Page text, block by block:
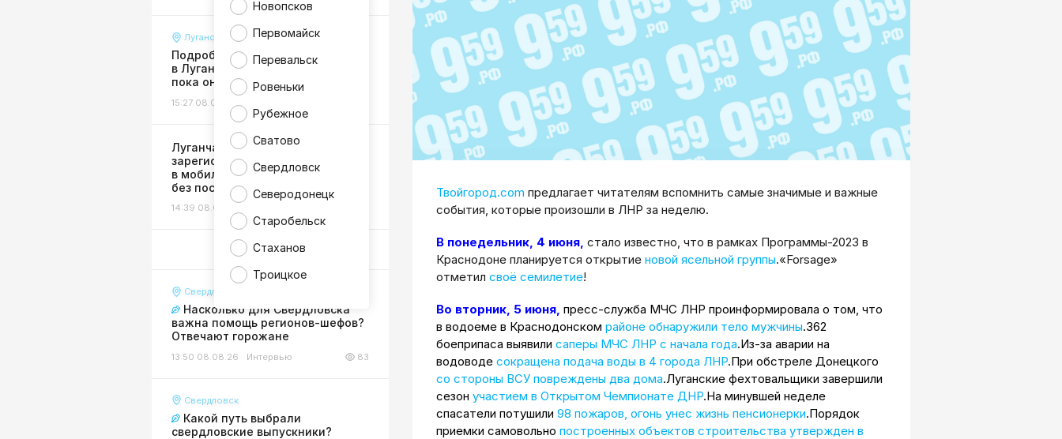
Новопсков
Первомайск
Перевальск
Ровеньки
Рубежное
Сватово
Свердловск
Северодонецк
Старобельск
Стаханов
Троицкое
Луганск
Подробности страшной аварии
в Луганске: пенсионерку сбили,
пока она сидела на лавочке
15:27 08.08.26
Луганчане могут
зарегистрировать бизнес
в мобильном приложении Сбера
без посещения налоговой
14:39 08.08.26
Свердловск
Насколько для Свердловска
важна помощь регионов-шефов?
Отвечают горожане
13:50 08.08.26 Интервью 83
Свердловск
Какой путь выбрали
свердловские выпускники?
Твойгород.com предлагает читателям вспомнить самые значимые и важные
события, которые произошли в ЛНР за неделю.
В понедельник, 4 июня, стало известно, что в рамках Программы-2023 в
Краснодоне планируется открытие новой ясельной группы.«Forsage»
отметил своё семилетие!
Во вторник, 5 июня, пресс-служба МЧС ЛНР проинформировала о том, что
в водоеме в Краснодонском районе обнаружили тело мужчины.362
боеприпаса выявили саперы МЧС ЛНР с начала года.Из-за аварии на
водоводе сокращена подача воды в 4 города ЛНР.При обстреле Донецкого
со стороны ВСУ повреждены два дома.Луганские фехтовальщики завершили
сезон участием в Открытом Чемпионате ДНР.На минувшей неделе
спасатели потушили 98 пожаров, огонь унес жизнь пенсионерки.Порядок
приемки самовольно построенных объектов строительства утвержден в